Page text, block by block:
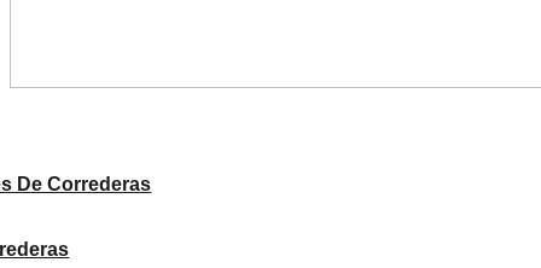
De Correderas